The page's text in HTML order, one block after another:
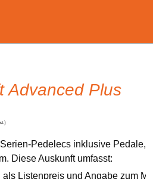
Advanced Plus
Pedelecs inklusive Pedale,
Diese Auskunft umfasst:
Listenpreis und Angabe zum